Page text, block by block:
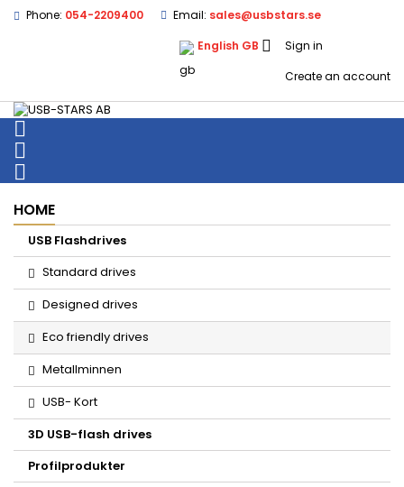
Phone: 054-2209400 Email: sales@usbstars.se
Sign in
Create an account
English GB 



HOME
USB Flashdrives
Standard drives
Designed drives
Eco friendly drives
Metallminnen
USB- Kort
3D USB-flash drives
Profilprodukter